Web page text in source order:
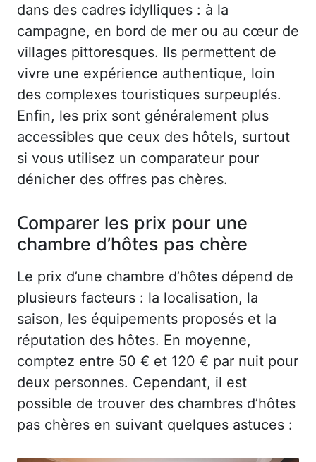
dans des cadres idylliques : à la
campagne, en bord de mer ou au cœur de
villages pittoresques. Ils permettent de
vivre une expérience authentique, loin
des complexes touristiques surpeuplés.
Enfin, les prix sont généralement plus
accessibles que ceux des hôtels, surtout
si vous utilisez un comparateur pour
dénicher des offres pas chères.
Comparer les prix pour une
chambre d’hôtes pas chère
Le prix d’une chambre d’hôtes dépend de
plusieurs facteurs : la localisation, la
saison, les équipements proposés et la
réputation des hôtes. En moyenne,
comptez entre 50 € et 120 € par nuit pour
deux personnes. Cependant, il est
possible de trouver des chambres d’hôtes
pas chères en suivant quelques astuces :